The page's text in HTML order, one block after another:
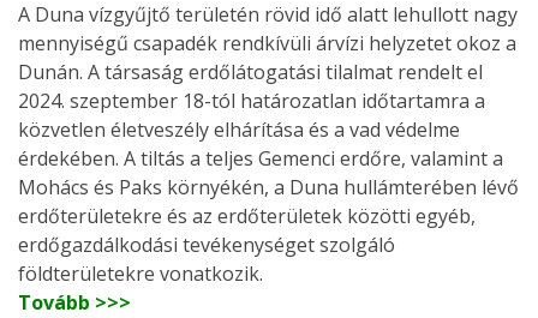
A Duna vízgyűjtő területén rövid idő alatt lehullott nagy
mennyiségű csapadék rendkívüli árvízi helyzetet okoz a
Dunán. A társaság erdőlátogatási tilalmat rendelt el
2024. szeptember 18-tól határozatlan időtartamra a
közvetlen életveszély elhárítása és a vad védelme
érdekében. A tiltás a teljes Gemenci erdőre, valamint a
Mohács és Paks környékén, a Duna hullámterében lévő
erdőterületekre és az erdőterületek közötti egyéb,
erdőgazdálkodási tevékenységet szolgáló
földterületekre vonatkozik.
Tovább >>>